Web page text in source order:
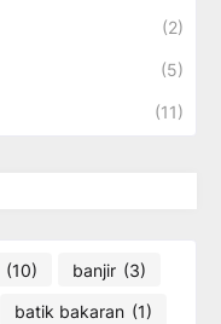
(2)
(5)
(11)
(10) banjir (3)
batik bakaran (1)